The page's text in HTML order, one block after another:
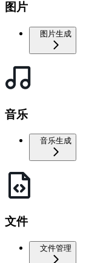
图片
图片生成
音乐
音乐生成
文件
文件管理